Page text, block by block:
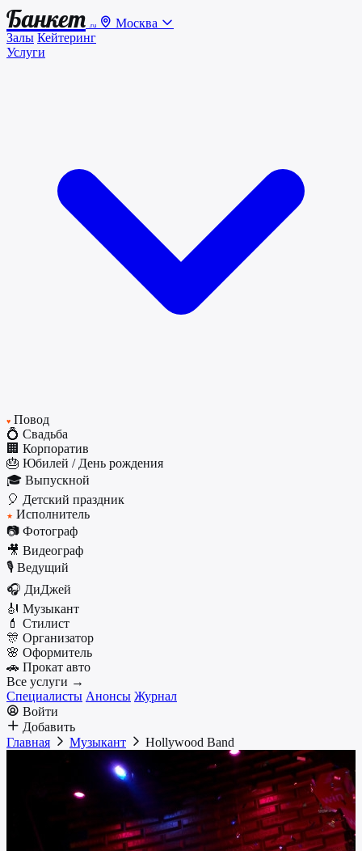
Банкет .ru
Москва
Залы Кейтеринг
Услуги
♥ Повод
💍 Свадьба
🏢 Корпоратив
🎂 Юбилей / День рождения
🎓 Выпускной
🎈 Детский праздник
★ Исполнитель
📷 Фотограф
🎥 Видеограф
🎙️ Ведущий
🎧 ДиДжей
🎻 Музыкант
💄 Стилист
🎊 Организатор
🌸 Оформитель
🚗 Прокат авто
Все услуги →
Специалисты Анонсы Журнал
Войти
Добавить
Главная
Музыкант Hollywood Band